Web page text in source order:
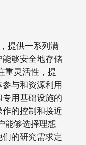
提供一系列满
能够安全地存储
重灵活性，提
与和资源利用
用基础设施的
的控制和接近
能够选择理想
的研究需求定